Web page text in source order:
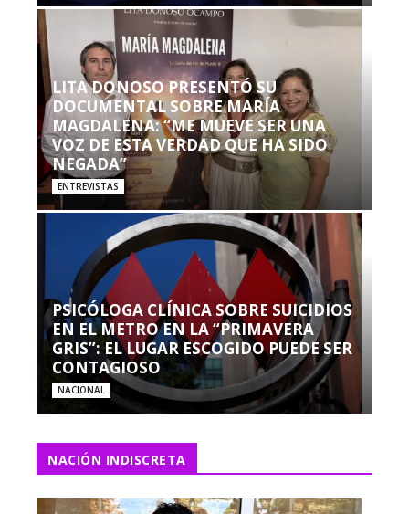
LITA DONOSO PRESENTÓ SU
DOCUMENTAL SOBRE MARÍA
MAGDALENA: “ME MUEVE SER UNA
VOZ DE ESTA VERDAD QUE HA SIDO
NEGADA”
ENTREVISTAS
PSICÓLOGA CLÍNICA SOBRE SUICIDIOS
EN EL METRO EN LA “PRIMAVERA
GRIS”: EL LUGAR ESCOGIDO PUEDE SER
CONTAGIOSO
NACIONAL
NACIÓN INDISCRETA